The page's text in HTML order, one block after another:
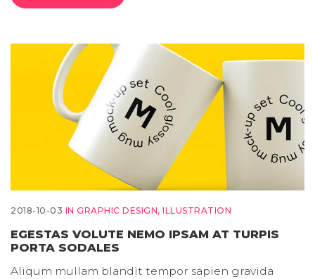
2018-10-03 IN GRAPHIC DESIGN, ILLUSTRATION
EGESTAS VOLUTE NEMO IPSAM AT TURPIS
PORTA SODALES
Aliqum mullam blandit tempor sapien gravida